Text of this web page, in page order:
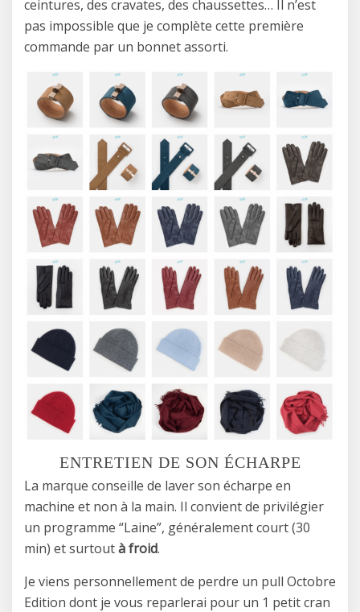
ceintures, des cravates, des chaussettes… Il n’est
pas impossible que je complète cette première
commande par un bonnet assorti.
ENTRETIEN DE SON ÉCHARPE
La marque conseille de laver son écharpe en
machine et non à la main. Il convient de privilégier
un programme “Laine”, généralement court (30
min) et surtoutà froid.
Je viens personnellement de perdre un pull Octobre
Edition dont je vous reparlerai pour un 1 petit cran